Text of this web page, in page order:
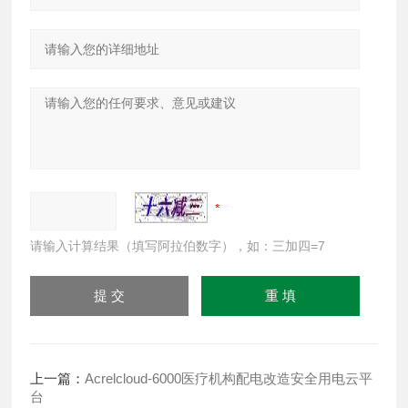
请输入计算结果（填写阿拉伯数字），如：三加四=7
上一篇：Acrelcloud-6000医疗机构配电改造安全用电云平
台